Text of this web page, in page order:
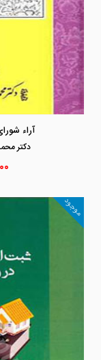
آراء
دكتر
موجود